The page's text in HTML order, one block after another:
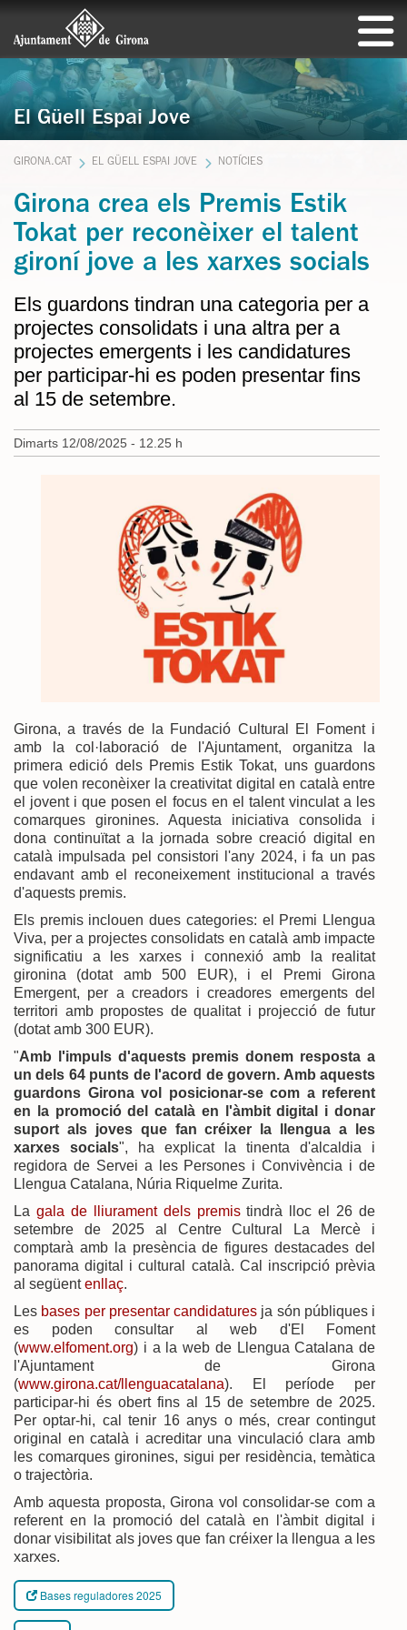
El Güell Espai Jove
GIRONA.CAT EL GÜELL ESPAI JOVE NOTÍCIES
Girona crea els Premis Estik
Tokat per reconèixer el talent
gironí jove a les xarxes socials
Els guardons tindran una categoria per a
projectes consolidats i una altra per a
projectes emergents i les candidatures
per participar-hi es poden presentar fins
al 15 de setembre.
Dimarts 12/08/2025 - 12.25 h
Girona, a través de la Fundació Cultural El Foment i
amb la col·laboració de l'Ajuntament, organitza la
primera edició dels Premis Estik Tokat, uns guardons
que volen reconèixer la creativitat digital en català entre
el jovent i que posen el focus en el talent vinculat a les
comarques gironines. Aquesta iniciativa consolida i
dona continuïtat a la jornada sobre creació digital en
català impulsada pel consistori l'any 2024, i fa un pas
endavant amb el reconeixement institucional a través
d'aquests premis.
Els premis inclouen dues categories: el Premi Llengua
Viva, per a projectes consolidats en català amb impacte
significatiu a les xarxes i connexió amb la realitat
gironina (dotat amb 500 EUR), i el Premi Girona
Emergent, per a creadors i creadores emergents del
territori amb propostes de qualitat i projecció de futur
(dotat amb 300 EUR).
"Amb l'impuls d'aquests premis donem resposta a
un dels 64 punts de l'acord de govern. Amb aquests
guardons Girona vol posicionar-se com a referent
en la promoció del català en l'àmbit digital i donar
suport als joves que fan créixer la llengua a les
xarxes socials", ha explicat la tinenta d'alcaldia i
regidora de Servei a les Persones i Convivència i de
Llengua Catalana, Núria Riquelme Zurita.
La gala de lliurament dels premistindrà lloc el 26 de
setembre de 2025 al Centre Cultural La Mercè i
comptarà amb la presència de figures destacades del
panorama digital i cultural català. Cal inscripció prèvia
al següentenllaç.
Les bases per presentar candidatures ja són públiques i
es poden consultar al web d'El Foment
(www.elfoment.org) i a la web de Llengua Catalana de
l'Ajuntament de Girona
(www.girona.cat/llenguacatalana). El període per
participar-hi és obert fins al 15 de setembre de 2025.
Per optar-hi, cal tenir 16 anys o més, crear contingut
original en català i acreditar una vinculació clara amb
les comarques gironines, sigui per residència, temàtica
o trajectòria.
Amb aquesta proposta, Girona vol consolidar-se com a
referent en la promoció del català en l'àmbit digital i
donar visibilitat als joves que fan créixer la llengua a les
xarxes.
Bases reguladores 2025